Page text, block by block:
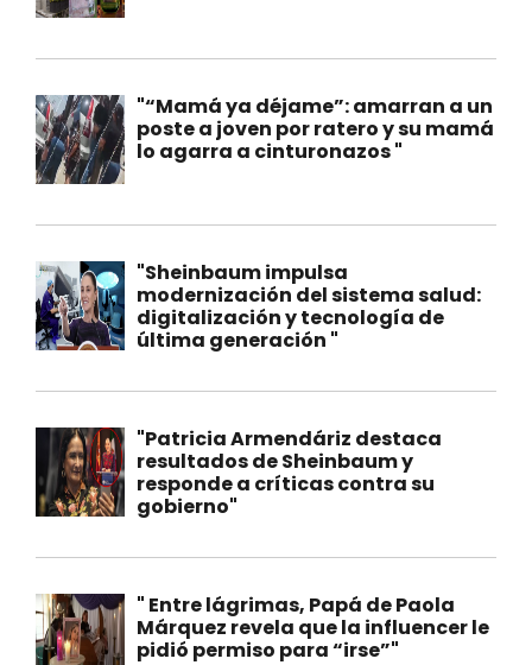
"“Mamá ya déjame”: amarran a un
poste a joven por ratero y su mamá
lo agarra a cinturonazos "
"Sheinbaum impulsa
modernización del sistema salud:
digitalización y tecnología de
última generación "
"Patricia Armendáriz destaca
resultados de Sheinbaum y
responde a críticas contra su
gobierno"
" Entre lágrimas, Papá de Paola
Márquez revela que la influencer le
pidió permiso para “irse”"